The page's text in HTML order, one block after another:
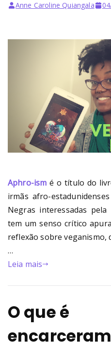
Anne Caroline Quiangala
Aphro-ism é o título do
irmãs afro-
Negras interessadas
tem um senso crítico
reflexão sobre veganismo,
…
Leia mais
O que é